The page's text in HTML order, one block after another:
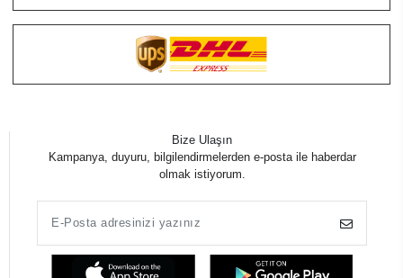
Bize Ulaşın
Kampanya, duyuru, bilgilendirmelerden e-posta ile haberdar
olmak istiyorum.